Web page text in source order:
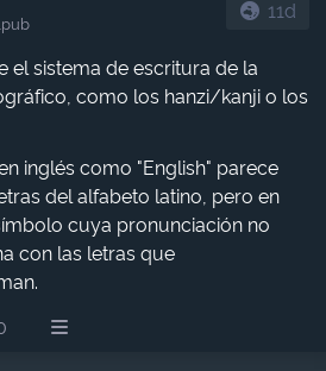
11d
el sistema de escritura de la
como los hanzi/kanji o los
inglés como "English" parece
del alfabeto latino, pero en
cuya pronunciación no
con las letras que